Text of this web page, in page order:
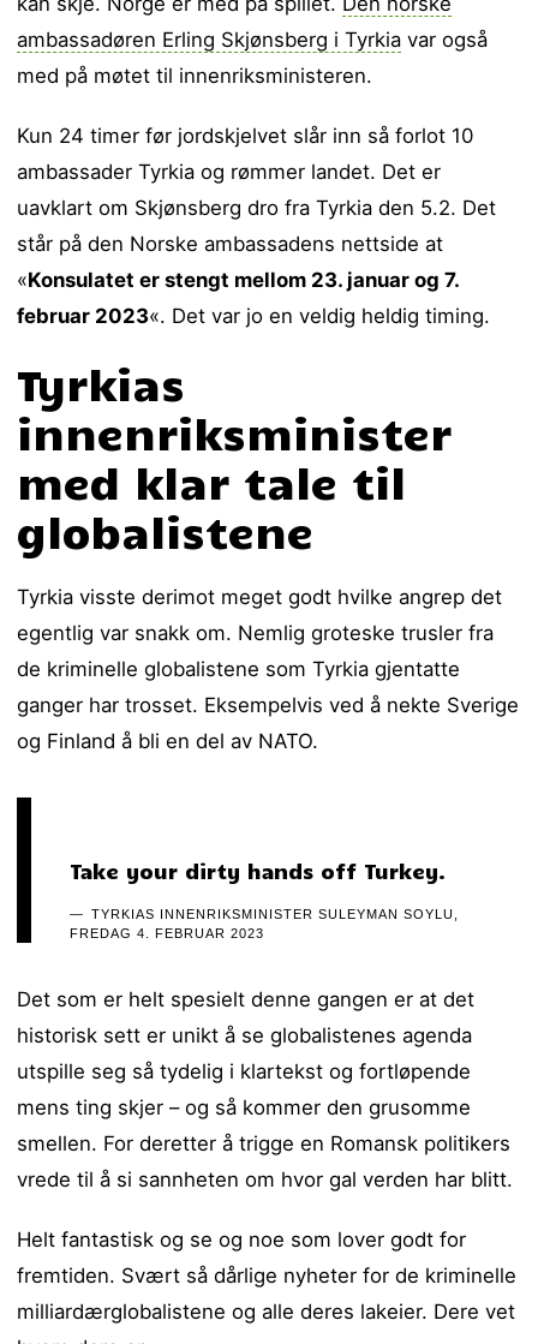
ambassadøren Erling Skjønsberg i Tyrkia var også
med på møtet til innenriksministeren.
Kun 24 timer før jordskjelvet slår inn så forlot 10
ambassader Tyrkia og rømmer landet. Det er
uavklart om Skjønsberg dro fra Tyrkia den 5.2. Det
står på den Norske ambassadens nettside at
«Konsulatet er stengt mellom 23. januar og 7.
februar 2023«. Det var jo en veldig heldig timing.
Tyrkias
innenriksminister
med klar tale til
globalistene
Tyrkia visste derimot meget godt hvilke angrep det
egentlig var snakk om. Nemlig groteske trusler fra
de kriminelle globalistene som Tyrkia gjentatte
ganger har trosset. Eksempelvis ved å nekte Sverige
og Finland å bli en del av NATO.
Take your dirty hands off Turkey.
TYRKIAS INNENRIKSMINISTER SULEYMAN SOYLU,
FREDAG 4. FEBRUAR 2023
Det som er helt spesielt denne gangen er at det
historisk sett er unikt å se globalistenes agenda
utspille seg så tydelig i klartekst og fortløpende
mens ting skjer – og så kommer den grusomme
smellen. For deretter å trigge en Romansk politikers
vrede til å si sannheten om hvor gal verden har blitt.
Helt fantastisk og se og noe som lover godt for
fremtiden. Svært så dårlige nyheter for de kriminelle
milliardærglobalistene og alle deres lakeier. Dere vet